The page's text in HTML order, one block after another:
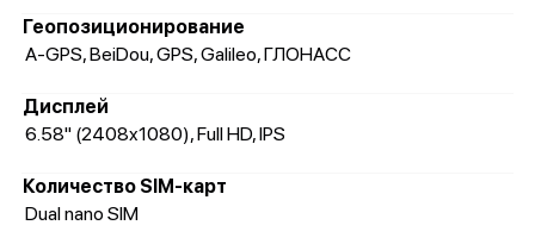
Геопозиционирование
A-GPS, BeiDou, GPS, Galileo, ГЛОНАСС
Дисплей
6.58" (2408x1080), Full HD, IPS
Количество SIM-карт
Dual nano SIM